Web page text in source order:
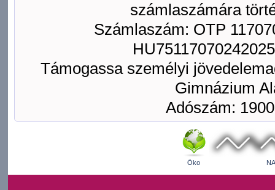
számlaszámára
Számlaszám: OTP
Támogassa személyi
Gimnázium
Adószám:
Öko